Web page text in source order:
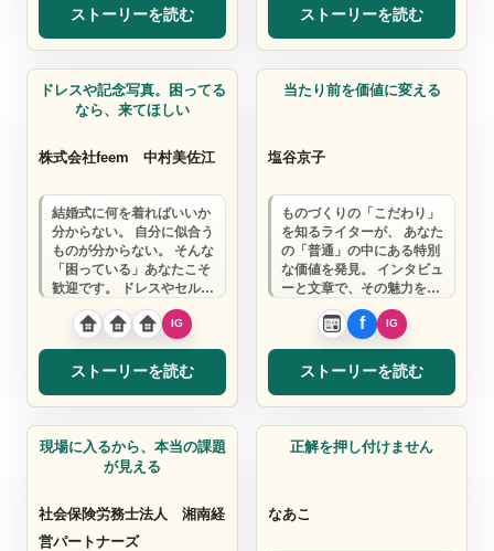
ストーリーを読む ストーリーを読む
ドレスサロン
ドレスや記念写真。困ってる
なら、来てほしい
株式会社feem 中村美佐江
結婚式に何を着ればいいか
分からない。 自分に似合う
ものが分からない。 そんな
「困っている」あなたこそ
歓迎です。 ドレスやセルフ
フォトを通じて自信と笑顔
を引き出し…
ストーリーを読む
AIインタビューライター
当たり前を価値に変える
塩谷京子
ものづくりの「こだわり」
を知るライターが、 あなた
の「普通」の中にある特別
な価値を発見。 インタビュ
ーと文章で、その魅力を多
くの人に届けます。
ストーリーを読む
採用定着士
現場に入るから、本当の課題
が見える
社会保険労務士法人 湘南経
営パートナーズ
コーチ
正解を押し付けません
なあこ